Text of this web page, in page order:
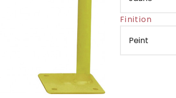
Finition